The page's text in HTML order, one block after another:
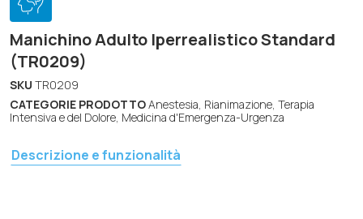
Manichino Adulto Iperrealistico Standard
(TR0209)
SKU TR0209
CATEGORIE PRODOTTOAnestesia, Rianimazione, Terapia
Intensiva e del Dolore, Medicina d'Emergenza-Urgenza
Descrizione e funzionalità